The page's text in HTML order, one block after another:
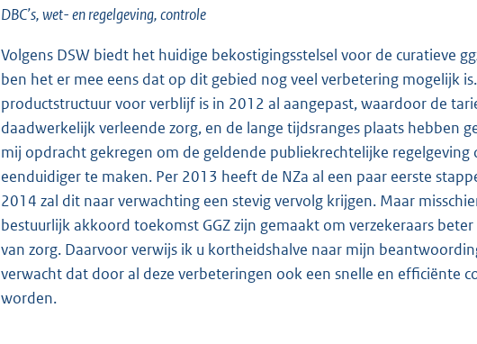
DBC’s, wet- en regelgeving, controle
Volgens DSW biedt het huidige bekostigingsstelsel voor de curatieve
ben het er mee eens dat op dit gebied nog veel verbetering mogelijk
productstructuur voor verblijf is in 2012 al aangepast, waardoor de
daadwerkelijk verleende zorg, en de lange tijdsranges plaats hebben
mij opdracht gekregen om de geldende publiekrechtelijke regelgeving
eenduidiger te maken. Per 2013 heeft de NZa al een paar eerste
2014 zal dit naar verwachting een stevig vervolg krijgen. Maar
bestuurlijk akkoord toekomst GGZ zijn gemaakt om verzekeraars
van zorg. Daarvoor verwijs ik u kortheidshalve naar mijn
verwacht dat door al deze verbeteringen ook een snelle en efficiënte
worden.